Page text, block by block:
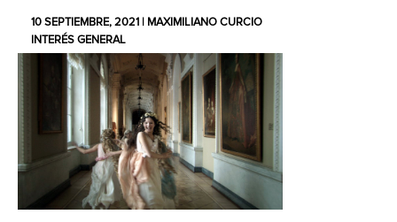
10 SEPTIEMBRE, 2021 | MAXIMILIANO CURCIO
INTERÉS GENERAL